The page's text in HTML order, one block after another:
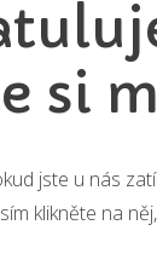
si
jste u nás
klikněte na